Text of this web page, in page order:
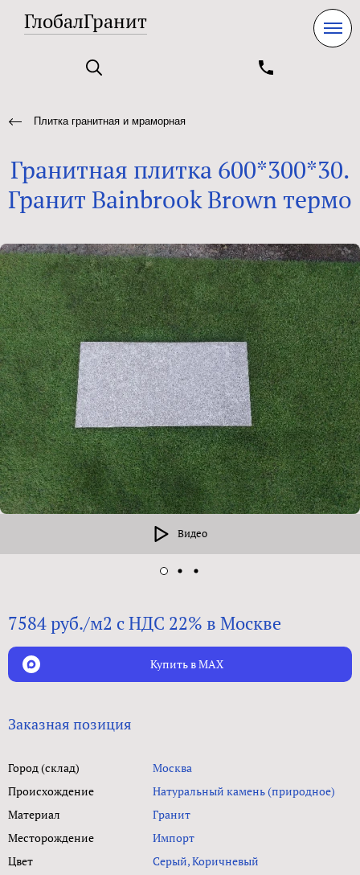
ГлобалГранит
Плитка гранитная и мраморная
Гранитная плитка 600*300*30.
Гранит Bainbrook Brown термо
Видео
7584 руб./м2 с НДС 22% в Москве
Купить в MAX
Заказная позиция
Город (склад)
Москва
Происхождение
Натуральный камень (природное)
Материал
Гранит
Месторождение
Импорт
Цвет
Серый, Коричневый